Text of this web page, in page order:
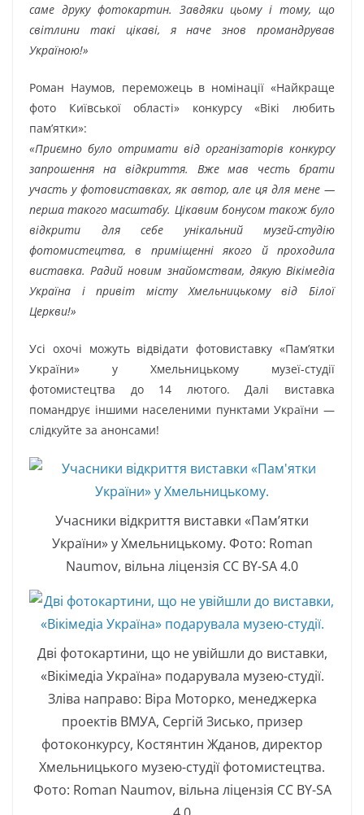
саме друку фотокартин. Завдяки цьому і тому, що
світлини такі цікаві, я наче знов промандрував
Україною!»
Роман Наумов, переможець в номінації «Найкраще
фото Київської області» конкурсу «Вікі любить
пам’ятки»:
«Приємно було отримати від організаторів конкурсу
запрошення на відкриття. Вже мав честь брати
участь у фотовиставках, як автор, але ця для мене —
перша такого масштабу. Цікавим бонусом також було
відкрити для себе унікальний музей-студію
фотомистецтва, в приміщенні якого й проходила
виставка. Радий новим знайомствам, дякую Вікімедіа
Україна і привіт місту Хмельницькому від Білої
Церкви!»
Усі охочі можуть відвідати фотовиставку «Пам’ятки
України» у Хмельницькому музеї-студії
фотомистецтва до 14 лютого. Далі виставка
помандрує іншими населеними пунктами України —
слідкуйте за анонсами!
Учасники відкриття виставки «Пам’ятки
України» у Хмельницькому. Фото: Roman
Naumov, вільна ліцензія CC BY-SA 4.0
Дві фотокартини, що не увійшли до виставки,
«Вікімедіа Україна» подарувала музею-студії.
Зліва направо: Віра Моторко, менеджерка
проектів ВМУА, Сергій Зисько, призер
фотоконкурсу, Костянтин Жданов, директор
Хмельницького музею-студії фотомистецтва.
Фото: Roman Naumov, вільна ліцензія CC BY-SA